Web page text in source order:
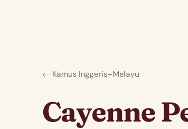
← Kamus Inggeris–Melayu
Cayenne